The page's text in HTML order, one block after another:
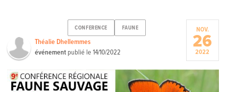
CONFERENCE FAUNE
Théalie Dhellemmes
événement publié le14/10/2022
NOV.
26
2022